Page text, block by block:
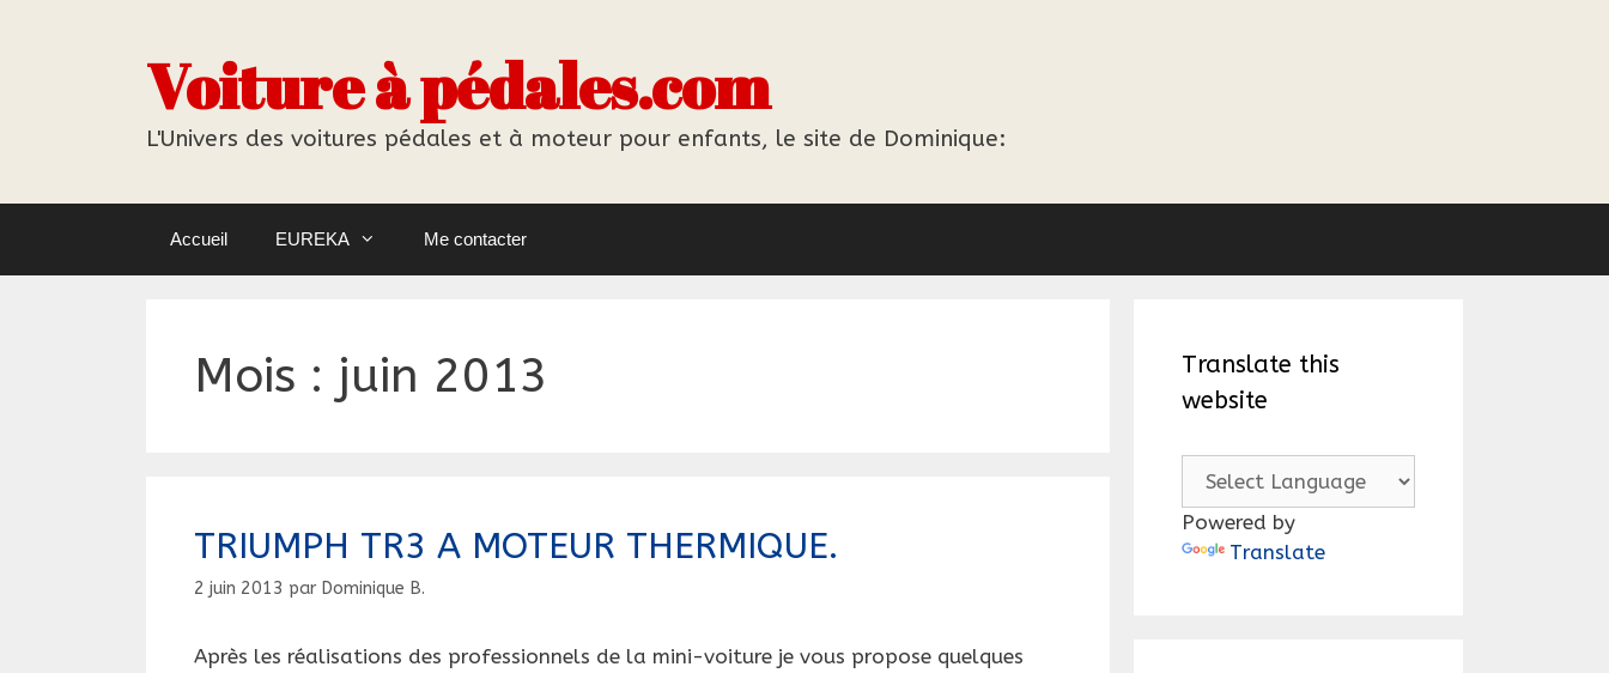
Voiture à pédales.com
L'Univers des voitures pédales et à moteur pour enfants, le site de Dominique:
Accueil EUREKA Me contacter
Mois : juin 2013
TRIUMPH TR3 A MOTEUR THERMIQUE.
2 juin 2013 par Dominique B.
Après les réalisations des professionnels de la mini-voiture je vous propose quelques
Translate this
website
Powered by
Translate